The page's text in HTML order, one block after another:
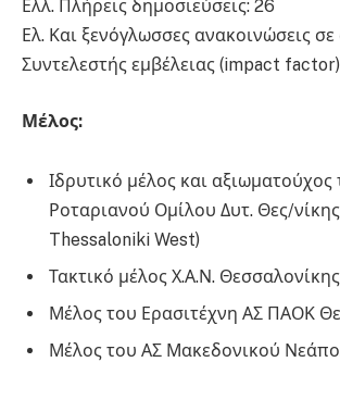
Ελλ. Πλήρεις δημοσιεύσεις: 26
Ελ. Και ξενόγλωσσες ανακοινώσεις
Συντελεστής εμβέλειας (impact
Μέλος:
Ιδρυτικό μέλος και αξιωματούχος
Ροταριανού Ομίλου Δυτ. Θες/
Thessaloniki West)
Τακτικό μέλος Χ.Α.Ν. Θεσσαλονίκης
Μέλος του Ερασιτέχνη ΑΣ ΠΑΟΚ
Μέλος του ΑΣ Μακεδονικού